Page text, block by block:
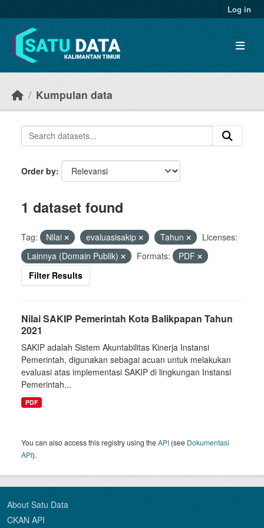
Log in
Kumpulan data
Order by
1 dataset found
Tag: Nilai evaluasisakip Tahun
Licenses:
Lainnya (Domain Publik)
Formats:
PDF
Filter Results
Nilai SAKIP Pemerintah Kota Balikpapan Tahun
2021
SAKIP adalah Sistem Akuntabilitas Kinerja Instansi
Pemerintah, digunakan sebagai acuan untuk melakukan
evaluasi atas implementasi SAKIP di lingkungan Instansi
Pemerintah...
PDF
You can also access this registry using theAPI (see Dokumentasi
API).
About Satu Data
CKAN API